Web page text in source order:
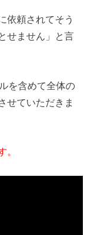
依頼されてそう
せません」と言
を含めて全体の
せていただきま
。